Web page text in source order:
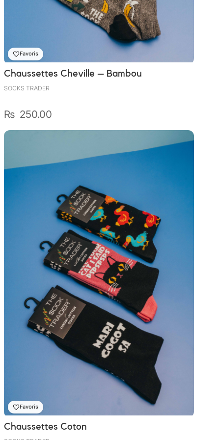
Chaussettes Cheville – Bambou
SOCKS TRADER
₨ 250.00
Favoris
Chaussettes Coton
Favoris
ZOLA by Estelle
Les Inédites